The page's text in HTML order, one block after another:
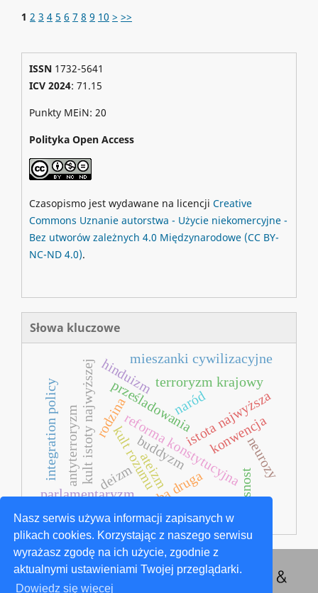
Nasz serwis używa informacji zapisanych w
plikach cookies. Korzystając z naszego serwisu
wyrażasz zgodę na ich użycie, zgodnie z
aktualnymi ustawieniami Twojej przeglądarki.
Dowiedz się więcej
1 2 3 4 5 6 7 8 9 10 > >>
ISSN1732-5641
ICV 2024: 71.15
Punkty MEiN: 20
Polityka Open Access
Czasopismo jest wydawane na licencji Creative
Commons Uznanie autorstwa - Użycie niekomercyjne -
Bez utworów zależnych 4.0 Międzynarodowe (CC BY-
NC-ND 4.0).
Słowa kluczowe
rodzinareforma konstytucyjna
istota najwyższa
kult istoty najwyższej kult rozumuizba druga
parlamentaryzm
prześladowania
hinduizm
buddyzm
terroryzm krajowy
antyterroryzm konwencja
deizm głasnost
mieszanki cywilizacyjne
integration policy neurozy
ateizm
naród